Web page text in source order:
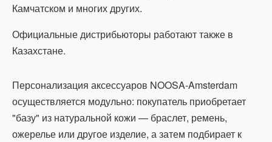
Камчатском и многих других.
Официальные дистрибьюторы работают также в
Казахстане.
Персонализация аксессуаров NOOSA-Amsterdam
осуществляется модульно: покупатель приобретает
"базу" из натуральной кожи — браслет, ремень,
ожерелье или другое изделие, а затем подбирает к